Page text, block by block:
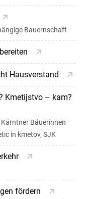
Bauernschaft
Hausverstand
Kmetijstvo – kam?
Bäuerinnen
in kmetov, SJK
fördern